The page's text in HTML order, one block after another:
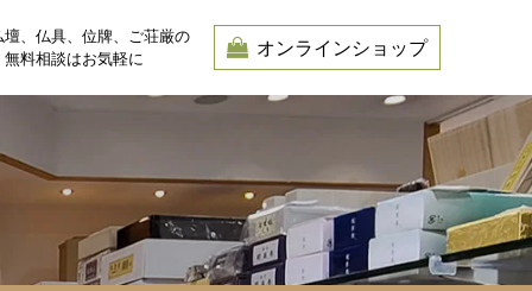
、仏具、位牌、ご荘厳の
料相談はお気軽に
オンラインショップ